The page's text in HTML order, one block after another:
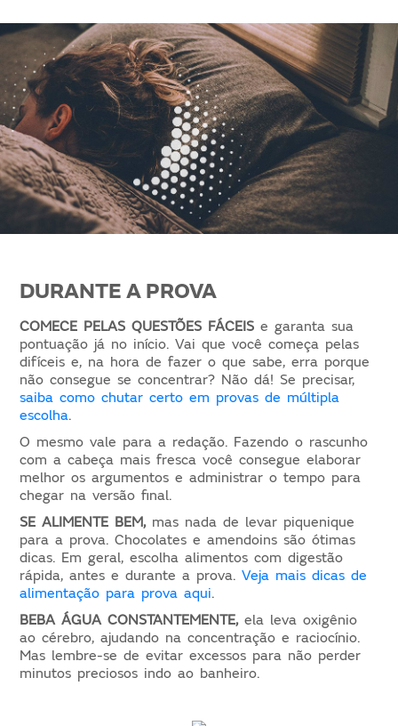
DURANTE A PROVA
COMECE PELAS QUESTÕES FÁCEIS e garanta sua
pontuação já no início. Vai que você começa pelas
difíceis e, na hora de fazer o que sabe, erra porque
não consegue se concentrar? Não dá! Se precisar,
saiba como chutar certo em provas de múltipla
escolha.
O mesmo vale para a redação. Fazendo o rascunho
com a cabeça mais fresca você consegue elaborar
melhor os argumentos e administrar o tempo para
chegar na versão final.
SE ALIMENTE BEM,mas nada de levar piquenique
para a prova. Chocolates e amendoins são ótimas
dicas. Em geral, escolha alimentos com digestão
rápida, antes e durante a prova.Veja mais dicas de
alimentação para prova aqui.
BEBA ÁGUA CONSTANTEMENTE,ela leva oxigênio
ao cérebro, ajudando na concentração e raciocínio.
Mas lembre-se de evitar excessos para não perder
minutos preciosos indo ao banheiro.